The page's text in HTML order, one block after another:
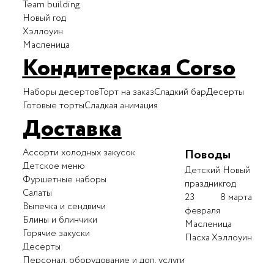
Team building
Новый год
Хэллоуин
Масленица
Кондитерская Corso
Наборы десертовТорт на заказСладкий барДесерты
Готовые тортыСладкая анимация
Доставка
Ассорти холодных закусок
Детское меню
Фуршетные наборы
Салаты
Выпечка и сендвичи
Блины и блинчики
Горячие закуски
Десерты
Поводы
Детский
праздник
Новый
год
23
февраля
8 марта
Масленица
ПасхаХэллоуин